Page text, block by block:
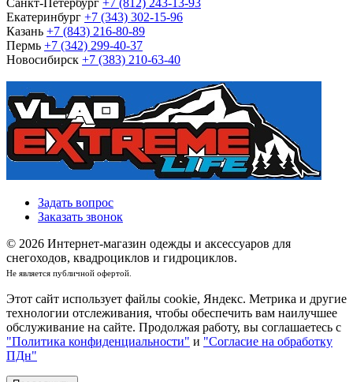
Екатеринбург +7 (343) 302-15-96
Казань +7 (843) 216-80-89
Пермь +7 (342) 299-40-37
Новосибирск +7 (383) 210-63-40
Задать вопрос
Заказать звонок
© 2026 Интернет-магазин одежды и аксессуаров для
снегоходов, квадроциклов и гидроциклов.
Не является публичной офертой.
Этот сайт использует файлы cookie, Яндекс. Метрика и другие
технологии отслеживания, чтобы обеспечить вам наилучшее
обслуживание на сайте. Продолжая работу, вы соглашаетесь с
"Политика конфиденциальности" и "Согласие на обработку
ПДн"